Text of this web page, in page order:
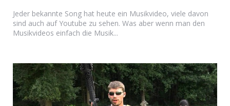
Jeder bekannte Song hat heute ein Musikvideo, viele davon
sind auch auf Youtube zu sehen. Was aber wenn man den
Musikvideos einfach die Musik...